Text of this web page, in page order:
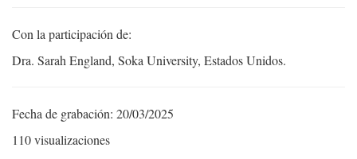
Con la participación de:
Dra. Sarah England, Soka University, Estados Unidos.
Fecha de grabación: 20/03/2025
110 visualizaciones